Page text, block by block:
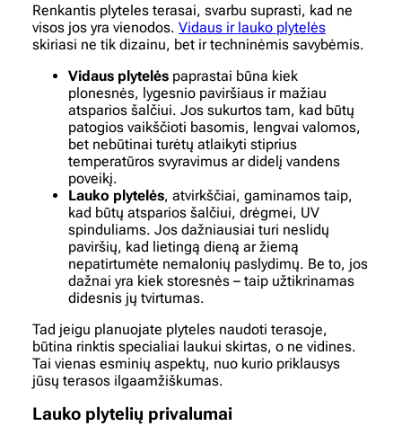
Renkantis plyteles terasai, svarbu suprasti, kad ne
visos jos yra vienodos. Vidaus ir lauko plytelės
skiriasi ne tik dizainu, bet ir techninėmis savybėmis.
Vidaus plytelės paprastai būna kiek
plonesnės, lygesnio paviršiaus ir mažiau
atsparios šalčiui. Jos sukurtos tam, kad būtų
patogios vaikščioti basomis, lengvai valomos,
bet nebūtinai turėtų atlaikyti stiprius
temperatūros svyravimus ar didelį vandens
poveikį.
Lauko plytelės, atvirkščiai, gaminamos taip,
kad būtų atsparios šalčiui, drėgmei, UV
spinduliams. Jos dažniausiai turi neslidų
paviršių, kad lietingą dieną ar žiemą
nepatirtumėte nemalonių paslydimų. Be to, jos
dažnai yra kiek storesnės – taip užtikrinamas
didesnis jų tvirtumas.
Tad jeigu planuojate plyteles naudoti terasoje,
būtina rinktis specialiai laukui skirtas, o ne vidines.
Tai vienas esminių aspektų, nuo kurio priklausys
jūsų terasos ilgaamžiškumas.
Lauko plytelių privalumai